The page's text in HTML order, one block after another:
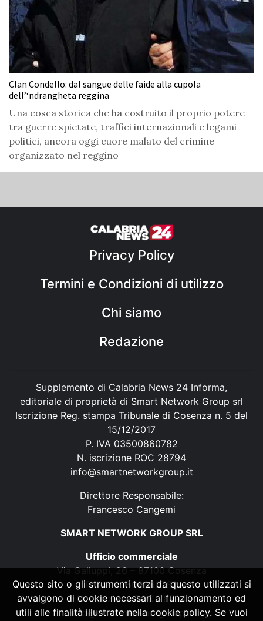
Clan Condello: dal sangue delle faide alla cupola
dell’‘ndrangheta reggina
Una cosca storica che ha costruito il proprio potere
tra guerre spietate, traffici internazionali e legami
politici, ancora oggi cuore malato del crimine
organizzato nel reggino
Privacy Policy
Termini e Condizioni di utilizzo
Chi siamo
Redazione
Supplemento di Calabria News 24 Informa,
editoriale di proprietà di Smart Network Group srl
Iscrizione Reg. stampa Tribunale di Cosenza n. 5 del
15/12/2017
P. IVA 03500860782
N. iscrizione ROC 28794
info@smartnetworkgroup.it
Direttore Responsabile:
Francesco Cangemi
SMART NETWORK GROUP SRL
Ufficio commerciale
Via Galluppi, 26 – 87100 Cosenza
P. IVA 03500860782
N. iscrizione ROC 28794
info@smartnetworkgroup.it
Questo sito o gli strumenti terzi da questo utilizzati si
avvalgono di cookie necessari al funzionamento ed
utili alle finalità illustrate nella cookie policy. Se vuoi